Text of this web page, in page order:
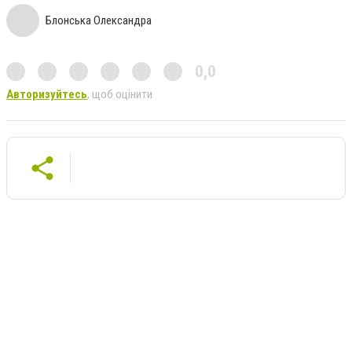
Блонська Олександра
0,0
Авторизуйтесь, щоб оцінити